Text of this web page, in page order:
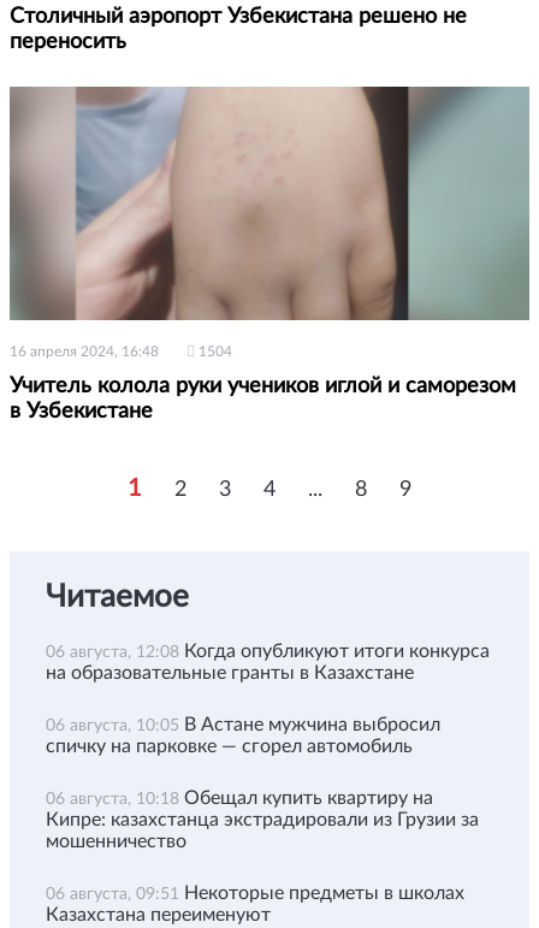
Столичный аэропорт Узбекистана решено не
переносить
16 апреля 2024, 16:48 1504
Учитель колола руки учеников иглой и саморезом
в Узбекистане
1 2 3 4 ... 8 9
Читаемое
06 августа, 12:08 Когда опубликуют итоги конкурса
на образовательные гранты в Казахстане
06 августа, 10:05 В Астане мужчина выбросил
спичку на парковке — сгорел автомобиль
06 августа, 10:18 Обещал купить квартиру на
Кипре: казахстанца экстрадировали из Грузии за
мошенничество
06 августа, 09:51
Некоторые предметы в школах
Казахстана переименуют